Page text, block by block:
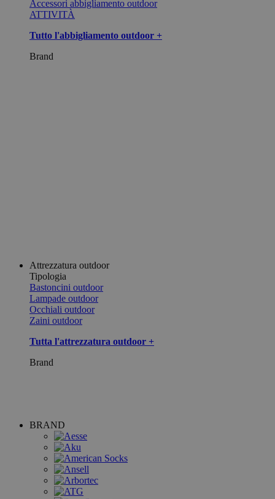
Accessori abbigliamento outdoor
ATTIVITÀ
Tutto l'abbigliamento outdoor +
Brand
Attrezzatura outdoor
Tipologia
Bastoncini outdoor
Lampade outdoor
Occhiali outdoor
Zaini outdoor
Tutta l'attrezzatura outdoor +
Brand
BRAND